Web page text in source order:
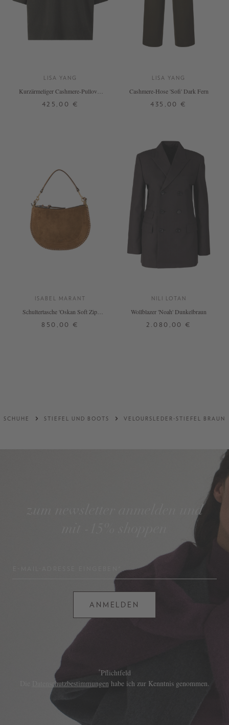
LISA YANG
Kurzärmeliger Cashmere-Pullover
425,00 €
DETAILS
LISA YANG
Cashmere-Hose 'Sofi' Dark Fern
435,00 €
+ WEITERE FARBEN
ISABEL MARANT
Schultertasche 'Oskan Soft Zip'
850,00 €
NILI LOTAN
Wollblazer 'Noah' Dunkelbraun
2.080,00 €
SCHUHE STIEFEL UND BOOTS VELOURSLEDER-STIEFEL BRAUN
zum newsletter anmelden und
ANMELDEN
*Pflichtfeld
Datenschutzbestimmungen habe ich zur Kenntnis genommen.